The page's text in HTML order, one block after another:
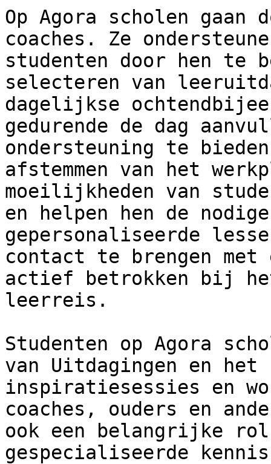
Op Agora scholen
coaches. Ze
studenten door hen te
selecteren van
dagelijkse
gedurende de dag
ondersteuning te
afstemmen van het
moeilijkheden van
en helpen hen de
gepersonaliseerde
contact te brengen
actief betrokken bij
leerreis.
Studenten op Agora
van Uitdagingen en het
inspiratiesessies en
coaches, ouders en
ook een belangrijke
gespecialiseerde